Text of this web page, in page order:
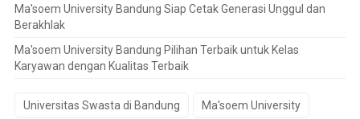
Ma'soem University Bandung Siap Cetak Generasi Unggul dan
Berakhlak
Ma'soem University Bandung Pilihan Terbaik untuk Kelas
Karyawan dengan Kualitas Terbaik
Universitas Swasta di Bandung Ma'soem University